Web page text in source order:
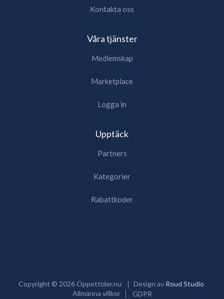
Kontakta oss
Våra tjänster
Medlemskap
Marketplace
Logga in
Upptäck
Partners
Kategorier
Rabattkoder
Copyright © 2026Öppettider.nu Design av Roud Studio
Allmänna villkor
GDPR